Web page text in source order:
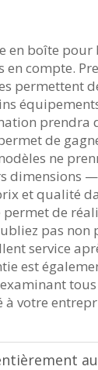
boîte pour
compte.
permettent
prendra
de
ne
dimensions
et qualité
de
pas non
service
est
à votre